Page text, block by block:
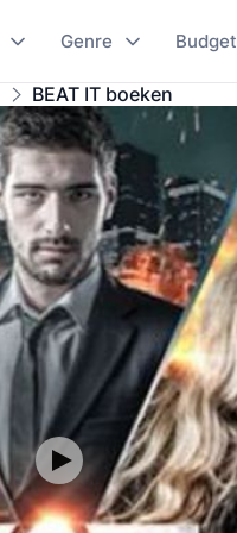
Genre Budget
BEAT IT boeken